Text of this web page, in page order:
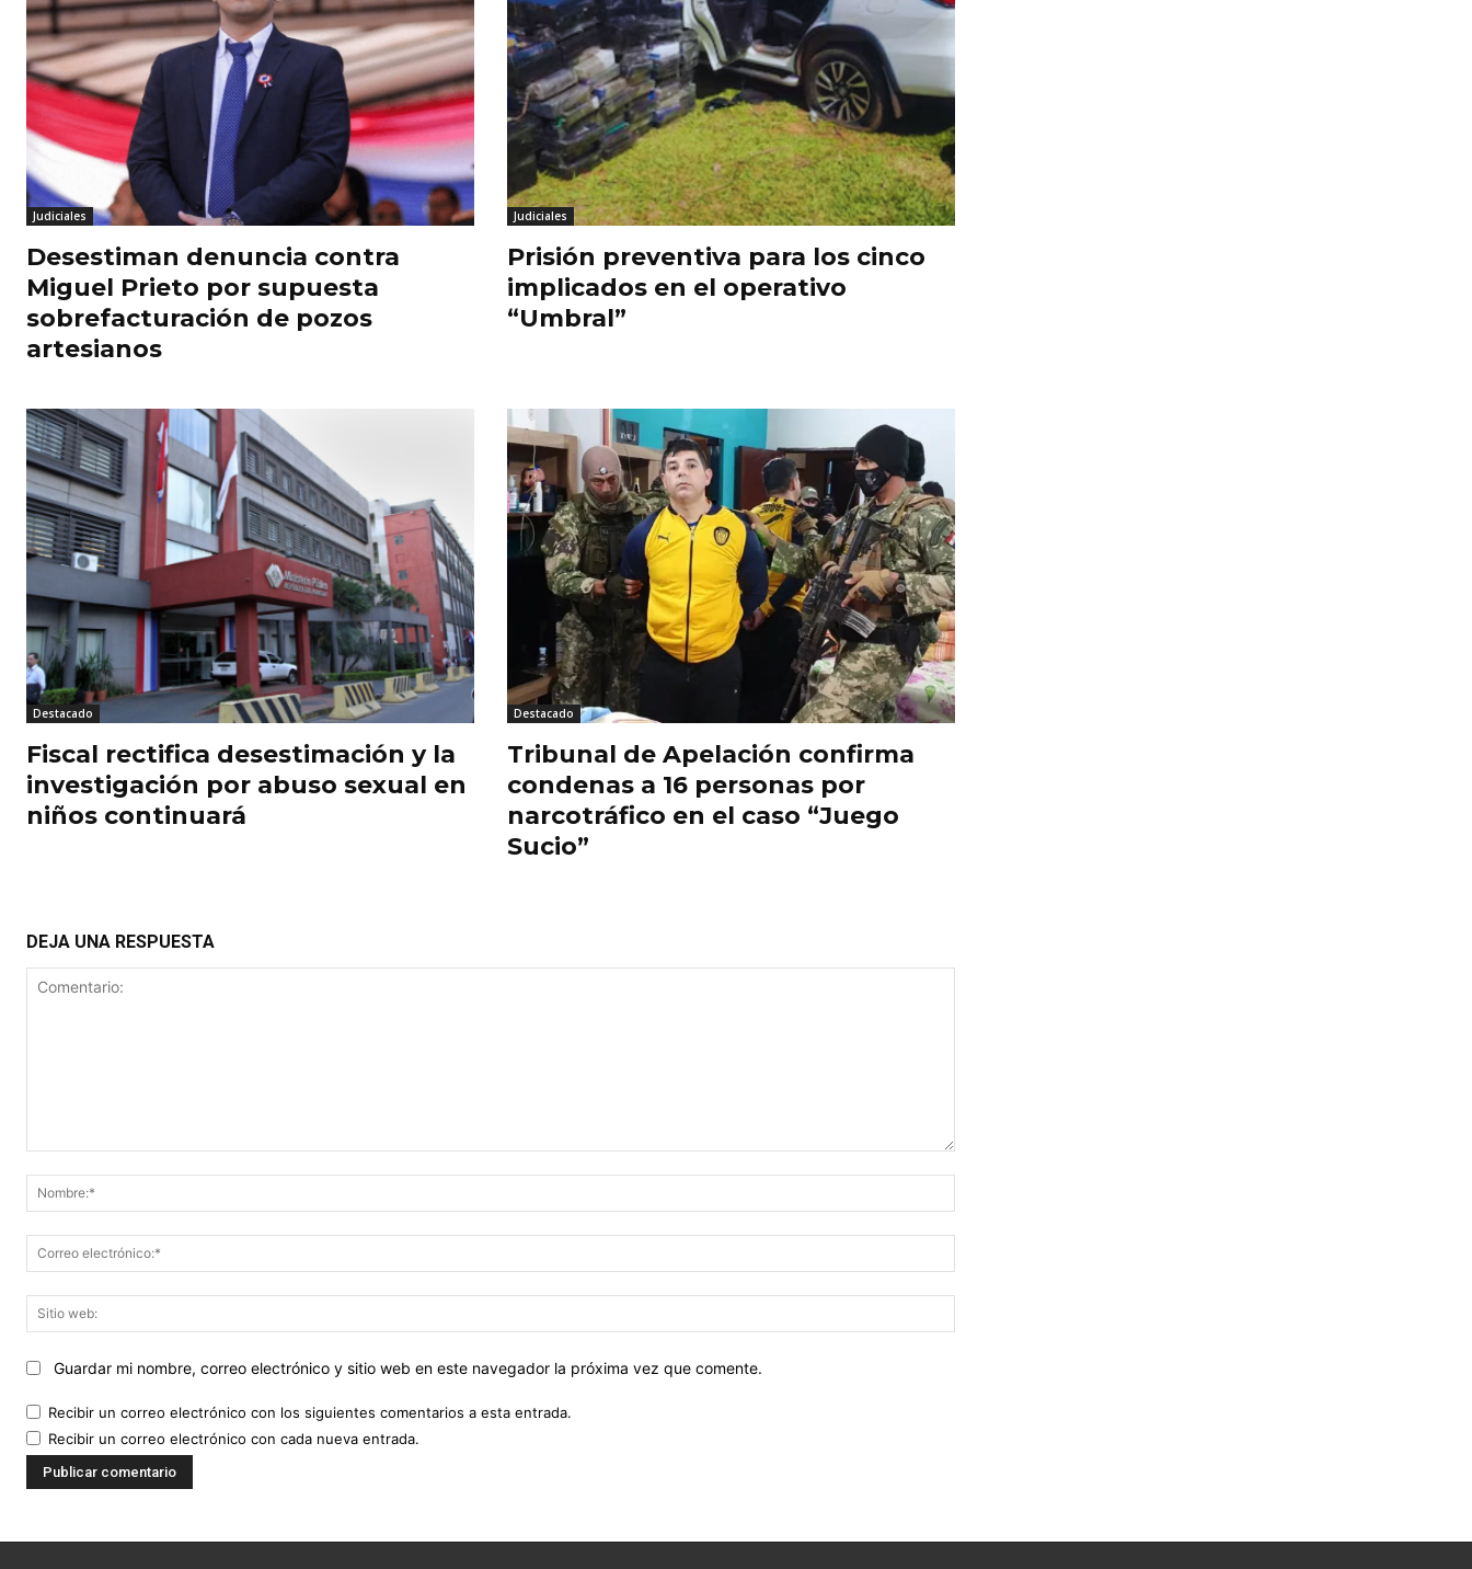
Judiciales
Desestiman denuncia contra
Miguel Prieto por supuesta
sobrefacturación de pozos
artesianos
Judiciales
Prisión preventiva para los cinco
implicados en el operativo
“Umbral”
Destacado
Fiscal rectifica desestimación y la
investigación por abuso sexual en
niños continuará
Destacado
Tribunal de Apelación confirma
condenas a 16 personas por
narcotráfico en el caso “Juego
Sucio”
DEJA UNA RESPUESTA
electrónico:*
web:
Guardar mi nombre, correo electrónico y sitio web en este navegador la próxima vez que comente.
Recibir un correo electrónico con los siguientes comentarios a esta entrada.
Recibir un correo electrónico con cada nueva entrada.